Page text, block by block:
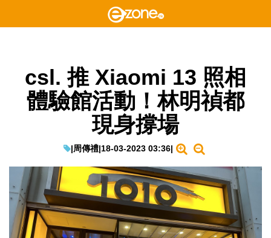
csl. 推 Xiaomi 13 照相
體驗館活動！林明禎都
現身撐場
|周傳禮|18-03-2023 03:36|